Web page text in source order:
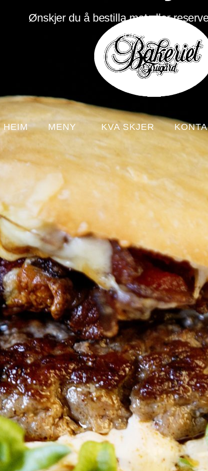
HEIM MENY KVA SKJER
Ønskjer du å bestilla mat eller
Ring53 41 05 34